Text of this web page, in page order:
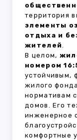
территория
элементы
отдыха и
жителей.
В целом,
номером
устойчивым,
жилого
нормативам
домов. Его
инженерное
комфортные